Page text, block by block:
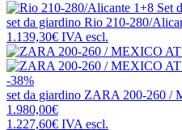
set da giardino Rio 210-280/
1.139,30€ IVA escl.
-38%
set da giardino ZARA 200-260 /
1.980,00€
1.227,60€ IVA escl.